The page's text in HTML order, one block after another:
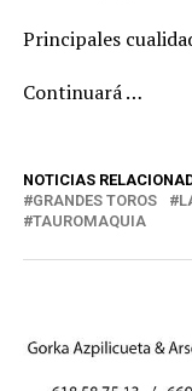
Principales
Continuará …
NOTICIAS
GRANDES TOROS
TAUROMAQUIA